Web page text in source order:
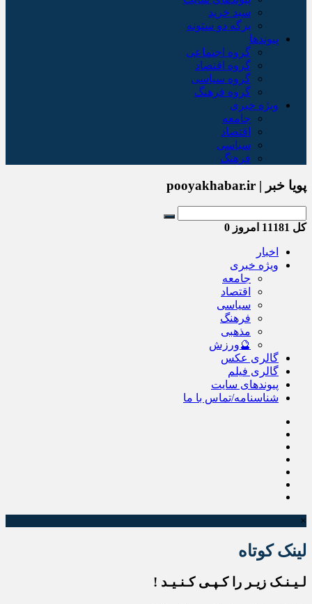
سبد خريد
برگه دو ستونه
پیوندها
گروه اجتماعی
گروه اقتصاد
گروه سیاسی
گروه فرهنگ
ویژه خبری
جامعه
اقتصاد
سیاسی
فرهنگ
پویا خبر | pooyakhabar.ir
کل امروز 0
اخبار
ویژه خبری
جامعه
اقتصاد
سیاسی
فرهنگ
مذهبی
🔮ورزش
گالری عکس
گالری فیلم
پیوندهای سایت
شناسنامه/تماس با ما
×
لینک کوتاه
لـیـنـک زیـر را کـپـی کـنـیـد !